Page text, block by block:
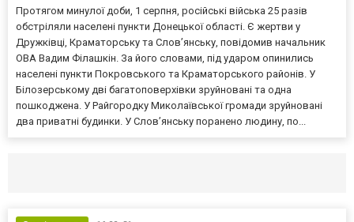
Протягом минулої доби, 1 серпня, російські війська 25 разів
обстріляли населені пункти Донецької області. Є жертви у
Дружківці, Краматорську та Слов’янську, повідомив начальник
ОВА Вадим Філашкін. За його словами, під ударом опинились
населені пункти Покровського та Краматорського районів. У
Білозерському дві багатоповерхівки зруйновані та одна
пошкоджена. У Райгородку Миколаївської громади зруйновані
два приватні будинки. У Слов’янську поранено людину, по...